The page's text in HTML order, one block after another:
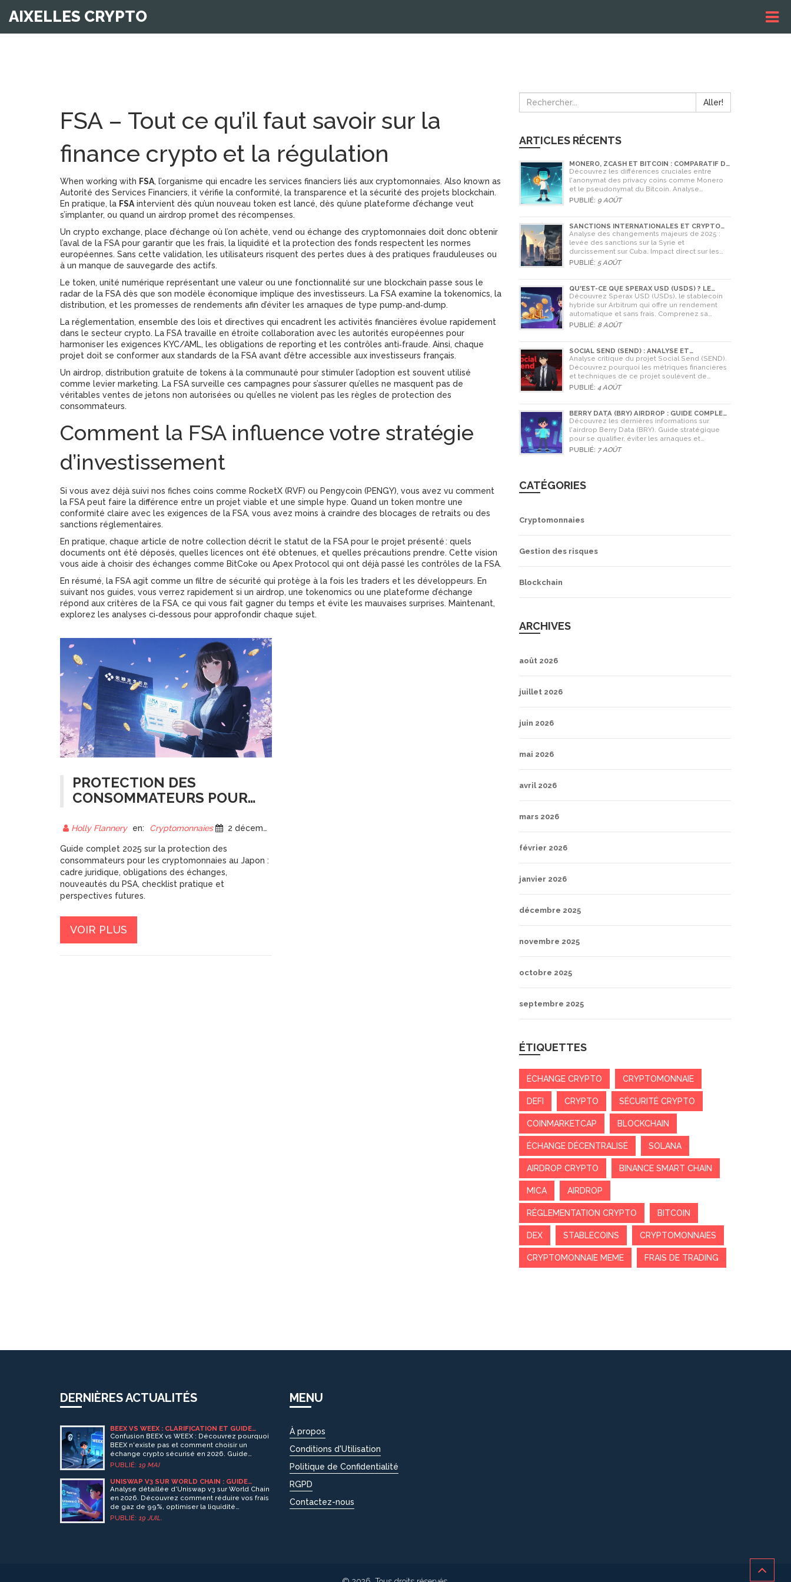
AIXELLES CRYPTO
FSA – Tout ce qu’il faut savoir sur la
finance crypto et la régulation
When working with FSA, l’organisme qui encadre les services financiers liés aux cryptomonnaies. Also known as
Autorité des Services Financiers, it vérifie la conformité, la transparence et la sécurité des projets blockchain.
En pratique, la FSA intervient dès qu’un nouveau token est lancé, dès qu’une plateforme d’échange veut
s’implanter, ou quand un airdrop promet des récompenses.
Un crypto exchange, place d’échange où l’on achète, vend ou échange des cryptomonnaies doit donc obtenir
l’aval de la FSA pour garantir que les frais, la liquidité et la protection des fonds respectent les normes
européennes. Sans cette validation, les utilisateurs risquent des pertes dues à des pratiques frauduleuses ou
à un manque de sauvegarde des actifs.
Le token, unité numérique représentant une valeur ou une fonctionnalité sur une blockchain passe sous le
radar de la FSA dès que son modèle économique implique des investisseurs. La FSA examine la tokenomics, la
distribution, et les promesses de rendements afin d’éviter les arnaques de type pump‑and‑dump.
La réglementation, ensemble des lois et directives qui encadrent les activités financières évolue rapidement
dans le secteur crypto. La FSA travaille en étroite collaboration avec les autorités européennes pour
harmoniser les exigences KYC/AML, les obligations de reporting et les contrôles anti‑fraude. Ainsi, chaque
projet doit se conformer aux standards de la FSA avant d’être accessible aux investisseurs français.
Un airdrop, distribution gratuite de tokens à la communauté pour stimuler l’adoption est souvent utilisé
comme levier marketing. La FSA surveille ces campagnes pour s’assurer qu’elles ne masquent pas de
véritables ventes de jetons non autorisées ou qu’elles ne violent pas les règles de protection des
consommateurs.
Comment la FSA influence votre stratégie
d’investissement
Si vous avez déjà suivi nos fiches coins comme RocketX (RVF) ou Pengycoin (PENGY), vous avez vu comment
la FSA peut faire la différence entre un projet viable et une simple hype. Quand un token montre une
conformité claire avec les exigences de la FSA, vous avez moins à craindre des blocages de retraits ou des
sanctions réglementaires.
En pratique, chaque article de notre collection décrit le statut de la FSA pour le projet présenté : quels
documents ont été déposés, quelles licences ont été obtenues, et quelles précautions prendre. Cette vision
vous aide à choisir des échanges comme BitCoke ou Apex Protocol qui ont déjà passé les contrôles de la FSA.
En résumé, la FSA agit comme un filtre de sécurité qui protège à la fois les traders et les développeurs. En
suivant nos guides, vous verrez rapidement si un airdrop, une tokenomics ou une plateforme d’échange
répond aux critères de la FSA, ce qui vous fait gagner du temps et évite les mauvaises surprises. Maintenant,
explorez les analyses ci‑dessous pour approfondir chaque sujet.
PROTECTION DES
CONSOMMATEURS POUR
JAPON : GUIDE COMPLET
2025
Holly Flannery en: Cryptomonnaies 2 décembre 2024
Guide complet 2025 sur la protection des
consommateurs pour les cryptomonnaies au Japon :
cadre juridique, obligations des échanges,
nouveautés du PSA, checklist pratique et
perspectives futures.
VOIR PLUS
Aller!
ARTICLES RÉCENTS
MONERO, ZCASH ET BITCOIN : COMPARATIF DE
L'ANONYMAT EN 2026
Découvrez les différences cruciales entre
l'anonymat des privacy coins comme Monero
et le pseudonymat du Bitcoin. Analyse
technique et conseils pratiques pour 2026.
PUBLIÉ: 9 AOÛT
SANCTIONS INTERNATIONALES ET CRYPTO
EN SYRIE ET CUBA : L'IMPACT MAJEUR DE 2025
Analyse des changements majeurs de 2025 :
levée des sanctions sur la Syrie et
durcissement sur Cuba. Impact direct sur les
banques, le commerce et l'utilisation des
PUBLIÉ: 5 AOÛT
QU'EST-CE QUE SPERAX USD (USDS) ? LE
STABLECOIN À RENDEMENT AUTOMATIQUE
Découvrez Sperax USD (USDs), le stablecoin
hybride sur Arbitrum qui offre un rendement
automatique et sans frais. Comprenez sa
technologie, ses risques et comment l'utiliser
PUBLIÉ: 8 AOÛT
SOCIAL SEND (SEND) : ANALYSE ET
AVERTISSEMENTS CRITIQUES POUR 2026
Analyse critique du projet Social Send (SEND).
Découvrez pourquoi les métriques financières
et techniques de ce projet soulèvent de
graves doutes quant à sa légitimité en 2026.
PUBLIÉ: 4 AOÛT
BERRY DATA (BRY) AIRDROP : GUIDE COMPLET
ET STRATÉGIES POUR NE RIEN RATER
Découvrez les dernières informations sur
l'airdrop Berry Data (BRY). Guide stratégique
pour se qualifier, éviter les arnaques et
comprendre la valeur potentielle du jeton en
PUBLIÉ: 7 AOÛT
CATÉGORIES
Cryptomonnaies
Gestion des risques
Blockchain
ARCHIVES
août 2026
juillet 2026
juin 2026
mai 2026
avril 2026
mars 2026
février 2026
janvier 2026
décembre 2025
novembre 2025
octobre 2025
septembre 2025
ÉTIQUETTES
ÉCHANGE CRYPTO CRYPTOMONNAIE
DEFI CRYPTO SÉCURITÉ CRYPTO
COINMARKETCAP BLOCKCHAIN
ÉCHANGE DÉCENTRALISÉ SOLANA
AIRDROP CRYPTO BINANCE SMART CHAIN
MICA AIRDROP
RÉGLEMENTATION CRYPTO BITCOIN
DEX STABLECOINS CRYPTOMONNAIES
CRYPTOMONNAIE MEME FRAIS DE TRADING
DERNIÈRES ACTUALITÉS
BEEX VS WEEX : CLARIFICATION ET GUIDE
POUR CHOISIR VOTRE ÉCHANGE CRYPTO EN
2026
Confusion BEEX vs WEEX : Découvrez pourquoi
BEEX n'existe pas et comment choisir un
échange crypto sécurisé en 2026. Guide
complet sur la sécurité, les frais et les
PUBLIÉ: 19 MAI
UNISWAP V3 SUR WORLD CHAIN : GUIDE
COMPLET ET ANALYSE POUR 2026
Analyse détaillée d'Uniswap v3 sur World Chain
en 2026. Découvrez comment réduire vos frais
de gaz de 99%, optimiser la liquidité
concentrée et naviguer les risques de ce DEX
PUBLIÉ: 19 JUIL.
MENU
À propos
Conditions d'Utilisation
Politique de Confidentialité
RGPD
Contactez-nous